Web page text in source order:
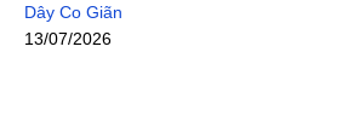
Dây Co Giãn
13/07/2026